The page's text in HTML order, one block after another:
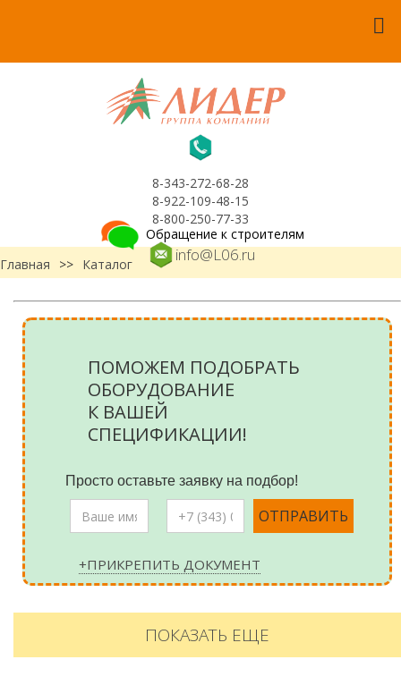
8-343-272-68-28
8-922-109-48-15
8-800-250-77-33
info@L06.ru
Обращение к строителям
Главная
>> Каталог
ПОМОЖЕМ ПОДОБРАТЬ
ОБОРУДОВАНИЕ
К ВАШЕЙ
СПЕЦИФИКАЦИИ!
Просто оставьте заявку на подбор!
+ПРИКРЕПИТЬ ДОКУМЕНТ
ПОКАЗАТЬ ЕЩЕ